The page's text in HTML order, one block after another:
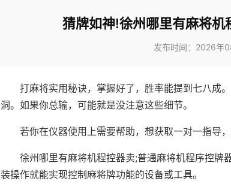
猜牌如神!徐州哪里有麻将机
发布时间：2026年
打麻将实用秘诀，掌握好了，胜率能提到七八成
洞。如果你总输，可能就是没注意这些细节。
若你在仪器使用上需要帮助，想获取一对一指导
徐州哪里有麻将机程控器卖;普通麻将机程序控牌
装操作就能实现控制麻将牌功能的设备或工具。